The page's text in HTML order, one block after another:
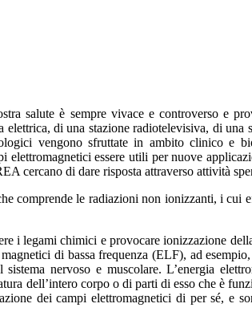
salute è sempre vivace e controverso e
di una stazione radiotelevisiva, di una
vengono sfruttate in ambito clinico e
elettromagnetici essere utili per nuove
cercano di dare risposta attraverso attività
comprende le radiazioni non ionizzanti, i cui
i legami chimici e provocare ionizzazione
di bassa frequenza (ELF), ad
nervoso e muscolare. L’energia
dell’intero corpo o di parti di esso che è
dei campi elettromagnetici di per sé, e